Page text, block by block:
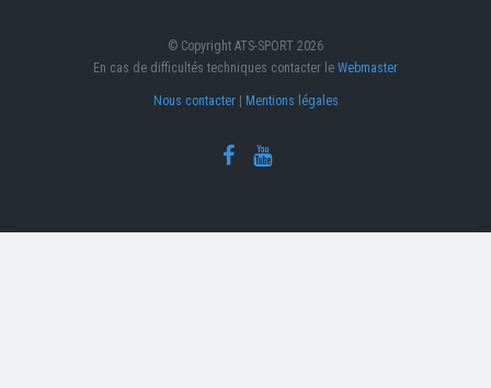
© Copyright ATS-SPORT 2026
En cas de difficultés techniques contacter le Webmaster
Nous contacter| Mentions légales